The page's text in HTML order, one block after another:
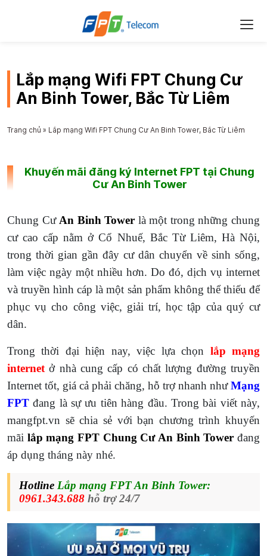
Lắp mạng Wifi FPT Chung Cư
An Binh Tower, Bắc Từ Liêm
Trang chủ » Lắp mạng Wifi FPT Chung Cư An Binh Tower, Bắc Từ Liêm
Khuyến mãi đăng ký Internet FPT tại Chung
Cư An Binh Tower
Chung Cư An Binh Tower là một trong những chung
cư cao cấp nằm ở Cổ Nhuế, Bắc Từ Liêm, Hà Nội,
trong thời gian gần đây cư dân chuyển về sinh sống,
làm việc ngày một nhiều hơn. Do đó, dịch vụ internet
và truyền hình cáp là một sản phẩm không thể thiếu để
phục vụ cho công việc, giải trí, học tập của quý cư
dân.
Trong thời đại hiện nay, việc lựa chọn lắp mạng
internet ở nhà cung cấp có chất lượng đường truyền
Internet tốt, giá cả phải chăng, hỗ trợ nhanh nhưMạng
FPT đang là sự ưu tiên hàng đầu. Trong bài viết này,
mangfpt.vn sẽ chia sẻ với bạn chương trình khuyến
mãi lắp mạng FPT Chung Cư An Binh Tower đang
áp dụng tháng này nhé.
Hotline Lắp mạng FPT An Binh Tower:
0961.343.688 hỗ trợ 24/7